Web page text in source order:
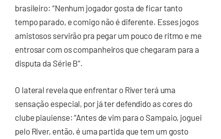
brasileiro: “Nenhum jogador gosta de ficar tanto
tempo parado, e comigo não é diferente. Esses jogos
amistosos servirão pra pegar um pouco de ritmo e me
entrosar com os companheiros que chegaram para a
disputa da Série B”.
O lateral revela que enfrentar o River terá uma
sensação especial, por já ter defendido as cores do
clube piauiense: “Antes de vim para o Sampaio, joguei
pelo River, então, é uma partida que tem um gosto